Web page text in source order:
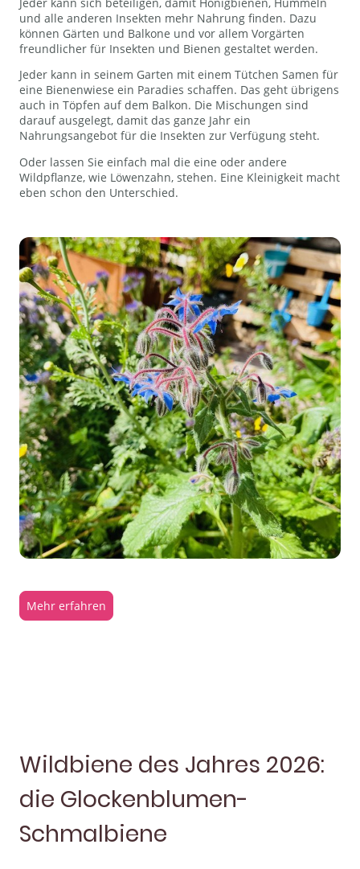
und alle anderen Insekten mehr Nahrung finden. Dazu
können Gärten und Balkone und vor allem Vorgärten
freundlicher für Insekten und Bienen gestaltet werden.
Jeder kann in seinem Garten mit einem Tütchen Samen für
eine Bienenwiese ein Paradies schaffen. Das geht übrigens
auch in Töpfen auf dem Balkon. Die Mischungen sind
darauf ausgelegt, damit das ganze Jahr ein
Nahrungsangebot für die Insekten zur Verfügung steht.
Oder lassen Sie einfach mal die eine oder andere
Wildpflanze, wie Löwenzahn, stehen. Eine Kleinigkeit macht
eben schon den Unterschied.
Mehr erfahren
Wildbiene des Jahres 2026:
die Glockenblumen-
Schmalbiene